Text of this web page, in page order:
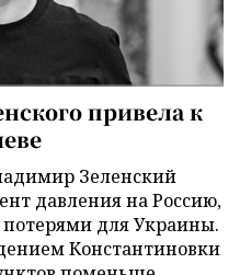
привела к
Зеленский
давления на Россию,
для Украины.
Константиновки